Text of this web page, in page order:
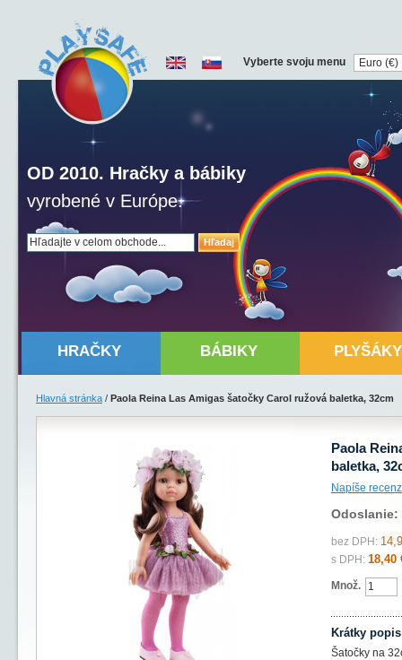
Hľadaj
OD 2010. Hračky a bábiky
vyrobené v Európe.
Vyberte svoju menu
HRAČKY BÁBIKY PLYŠÁKY
Hlavná stránka / Paola Reina Las Amigas šatočky Carol ružová baletka, 32cm
Paola
baletka,
Napíše
Odoslanie:
bez DPH:
s DPH: 18,40
Množ.
Krátky popis
Šatočky na